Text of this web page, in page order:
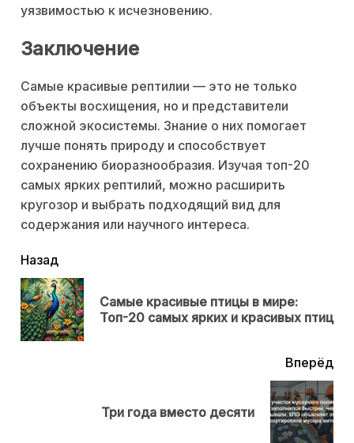
уязвимостью к исчезновению.
Заключение
Самые красивые рептилии — это не только
объекты восхищения, но и представители
сложной экосистемы. Знание о них помогает
лучше понять природу и способствует
сохранению биоразнообразия. Изучая топ-20
самых ярких рептилий, можно расширить
кругозор и выбрать подходящий вид для
содержания или научного интереса.
читать
еще
Назад
Самые красивые птицы в мире:
Топ-20 самых ярких и красивых птиц
Вперёд
Три года вместо десяти